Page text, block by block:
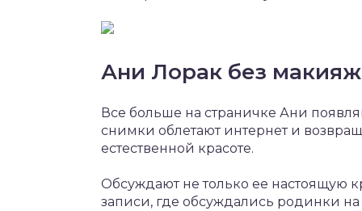
Ани Лорак без
Все больше на страничке Ани
снимки облетают интернет и
естественной красоте.
Обсуждают не только ее настоящую
записи, где обсуждались родинки на